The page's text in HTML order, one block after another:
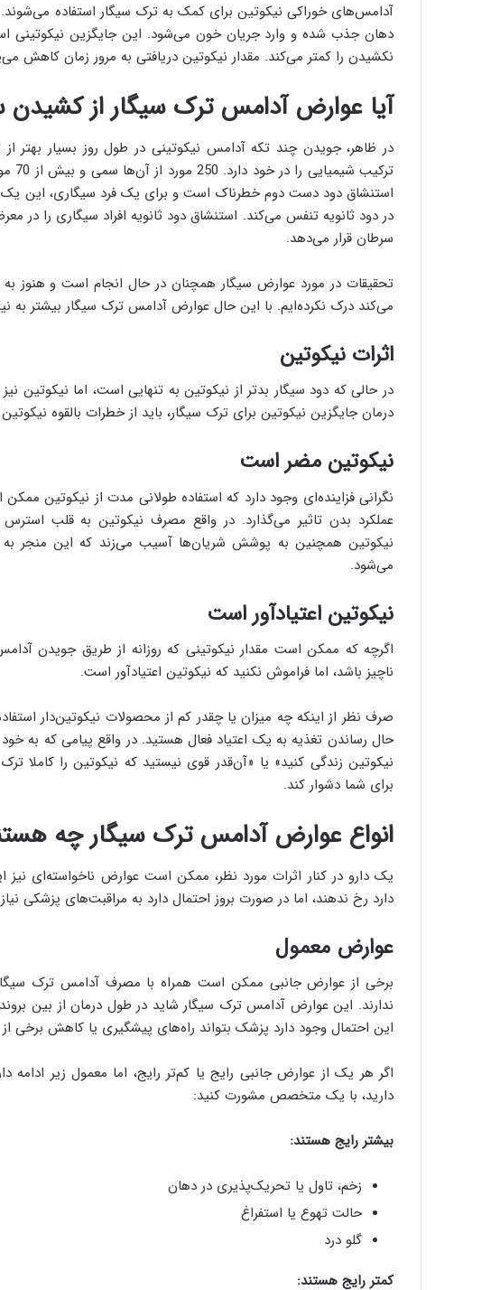
آدامس‌های خوراکی نیکوتین برای کمک به ترک سیگار استفاده
دهان جذب شده و وارد جریان خون می‌شود. این جایگزین نیکوتینی
نکشیدن را کمتر می‌کند. مقدار نیکوتین دریافتی به مرور زمان کاهش
آیا عوارض آدامس ترک سیگار از کشیدن
استنشاق دود دست دوم خطرناک است و برای یک فرد سیگاری، این
در دود ثانویه تنفس می‌کند. استنشاق دود ثانویه افراد سیگاری را در
سرطان قرار می‌دهد.
تحقیقات در مورد عوارض سیگار همچنان در حال انجام است و هنوز به
می‌کند درک نکرده‌ایم. با این حال عوارض آدامس ترک سیگار بیشتر به
اثرات نیکوتین
در حالی که دود سیگار بدتر از نیکوتین به تنهایی است، اما نیکوتین
درمان جایگزین نیکوتین برای ترک سیگار، باید از خطرات بالقوه
نیکوتین مضر است
نگرانی فزاینده‌ای وجود دارد که استفاده طولانی مدت از نیکوتین
عملکرد بدن تاثیر می‌گذارد. در واقع مصرف نیکوتین به قلب
نیکوتین همچنین به پوشش شریان‌ها آسیب می‌زند که این منجر به
می‌شود.
نیکوتین اعتیادآور است
اگرچه که ممکن است مقدار نیکوتینی که روزانه از طریق جویدن
ناچیز باشد، اما فراموش نکنید که نیکوتین اعتیادآور است.
صرف نظر از اینکه چه میزان یا چقدر کم از محصولات نیکوتین‌دار
حال رساندن تغذیه به یک اعتیاد فعال هستید. در واقع پیامی که به
نیکوتین زندگی کنید» یا «آن‌قدر قوی نیستید که نیکوتین را کاملا
برای شما دشوار کند.
انواع عوارض آدامس ترک سیگار چه
یک دارو در کنار اثرات مورد نظر، ممکن است عوارض ناخواسته‌ای
دارد رخ ندهند، اما در صورت بروز احتمال دارد به مراقبت‌های پزشکی
عوارض معمول
برخی از عوارض جانبی ممکن است همراه با مصرف آدامس ترک
ندارند. این عوارض آدامس ترک سیگار شاید در طول درمان از بین
این احتمال وجود دارد پزشک بتواند راه‌های پیشگیری یا کاهش برخی
اگر هر یک از عوارض جانبی رایج یا کم‌تر رایج، اما معمول زیر ادامه
دارید، با یک متخصص مشورت کنید:
بیشتر رایج هستند:
زخم، تاول یا تحریک‌پذیری در دهان
حالت تهوع یا استفراغ
گلو درد
کمتر رایج هستند: